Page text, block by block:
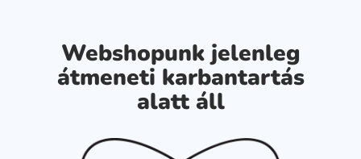
Webshopunk jelenleg
átmeneti karbantartás
alatt áll